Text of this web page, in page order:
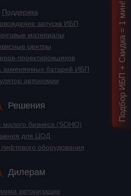
Поддержка
запуска ИБП
материалы
центры
проектировщиков
заменяемых батарей ИБП
автономии
Решения
бизнеса (SOHO)
для ЦОД
оборудования
Дилерам
авторизации
Подбор ИБП + Скидка = 1 мин!